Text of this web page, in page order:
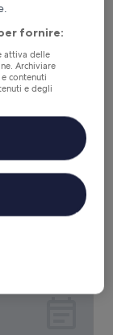
prezzo
attuale
150 €
4 set - 5 set
fornire:
attiva delle
Archiviare
contenuti
e degli